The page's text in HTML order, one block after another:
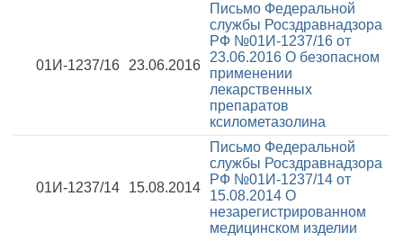
01И-1237/16 23.06.2016
Письмо Федеральной
службы Росздравнадзора
РФ №01И-1237/16 от
23.06.2016 О безопасном
применении
лекарственных
препаратов
ксилометазолина
01И-1237/14 15.08.2014
Письмо Федеральной
службы Росздравнадзора
РФ №01И-1237/14 от
15.08.2014 О
незарегистрированном
медицинском изделии